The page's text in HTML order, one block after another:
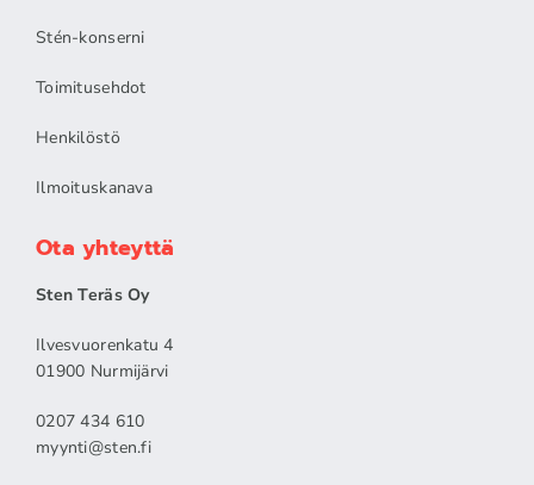
Stén-konserni
Toimitusehdot
Henkilöstö
Ilmoituskanava
Ota yhteyttä
Sten Teräs Oy
Ilvesvuorenkatu 4
01900 Nurmijärvi
0207 434 610
myynti@sten.fi